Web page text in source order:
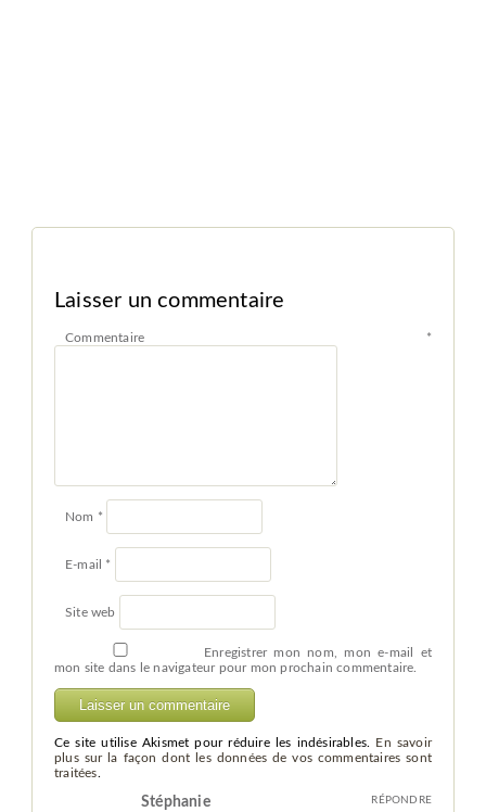
Laisser un commentaire
Commentaire *
Nom *
E-mail *
Site web
Enregistrer mon nom, mon e-mail et
mon site dans le navigateur pour mon prochain commentaire.
Ce site utilise Akismet pour réduire les indésirables. En savoir
plus sur la façon dont les données de vos commentaires sont
traitées.
Stéphanie RÉPONDRE